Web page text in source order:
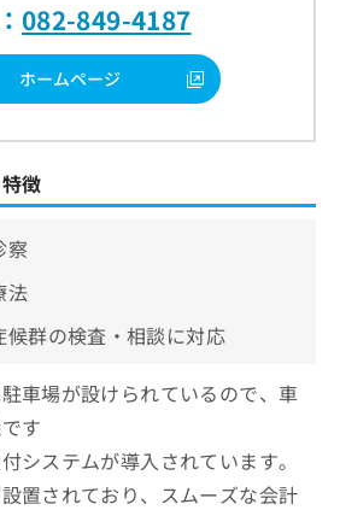
082-849-4187
ホームページ
徴
察
法
候群の検査・相談に対応
車場が設けられているので、車
す
システムが導入されています。
置されており、スムーズな会計